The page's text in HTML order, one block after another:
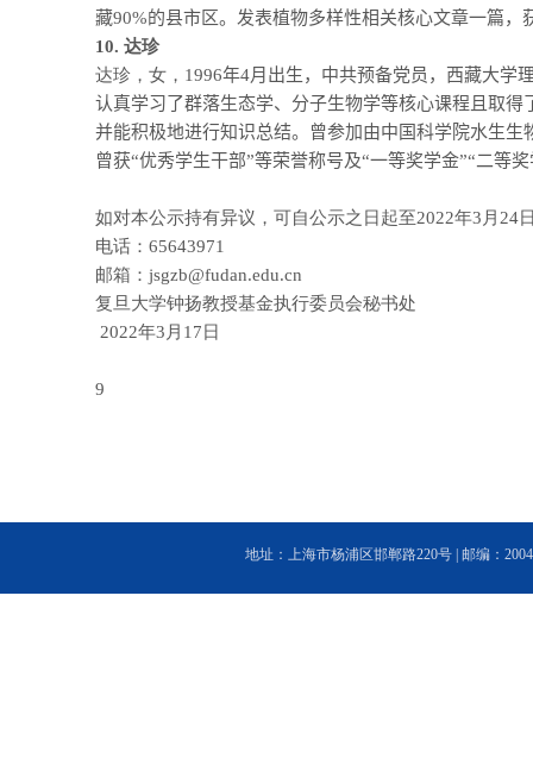
藏90%的县市区。发表植物多样性相关核心文章一篇，
10. 达珍
达珍，女， 1996年4月出生，中共预备党员，西藏大学
认真学习了群落生态学、分子生物学等核心课程且取
并能积极地进行知识总结。曾参加由中国科学院水生
曾获“优秀学生干部”等荣誉称号及“一等奖学金”“二等
如对本公示持有异议，可自公示之日起至2022年3 月 24
电话： 65643971
邮箱： jsgzb@fudan.edu.cn
复旦大学钟扬教授基金执行委员会秘书处
2022年3 月 17 日
9
地址：上海市杨浦区邯郸路220号 | 邮编：